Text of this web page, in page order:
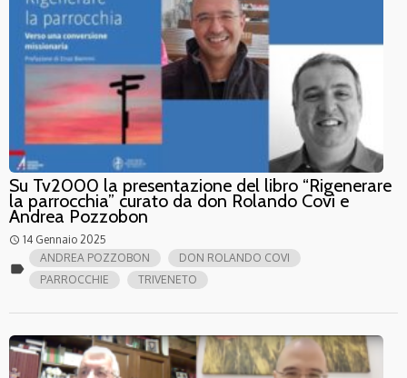
Su Tv2000 la presentazione del libro “Rigenerare
la parrocchia” curato da don Rolando Covi e
Andrea Pozzobon
access_time 14 Gennaio 2025
label
ANDREA POZZOBON
DON ROLANDO COVI
PARROCCHIE
TRIVENETO